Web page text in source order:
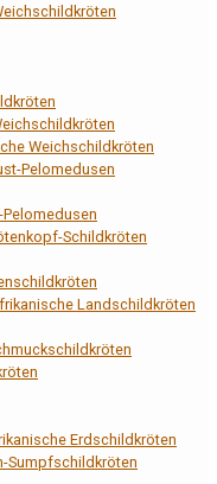
Weichschildkröten
Pelomedusen
Schildkröten
Landschildkröten
Erdschildkröten
Sumpfschildkröten